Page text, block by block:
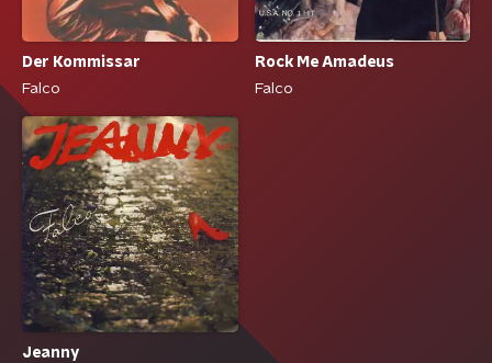
Der Kommissar
Falco
Rock Me Amadeus
Falco
Jeanny